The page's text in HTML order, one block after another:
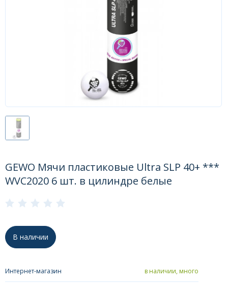
GEWO Мячи пластиковые Ultra SLP 40+ ***
WVC2020 6 шт. в цилиндре белые
В наличии
Интернет-магазин в наличии, много